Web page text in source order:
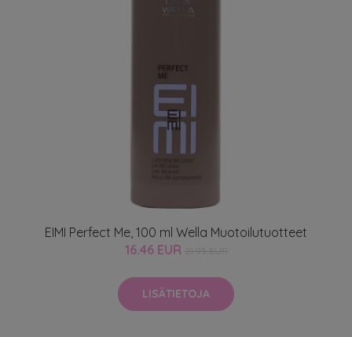
EIMI Perfect Me, 100 ml Wella Muotoilutuotteet
16.46 EUR
LISÄTIETOJA